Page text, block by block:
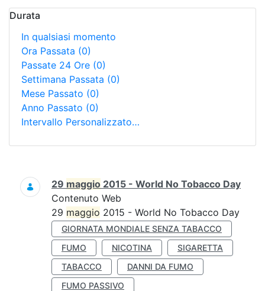
Durata
In qualsiasi momento
Ora Passata (0)
Passate 24 Ore (0)
Settimana Passata (0)
Mese Passato (0)
Anno Passato (0)
Intervallo Personalizzato…
Ricerca
29 maggio 2015 - World No Tobacco Day
Contenuto Web
29 maggio 2015 - World No Tobacco Day
GIORNATA MONDIALE SENZA TABACCO
FUMO
NICOTINA
SIGARETTA
TABACCO
DANNI DA FUMO
FUMO PASSIVO